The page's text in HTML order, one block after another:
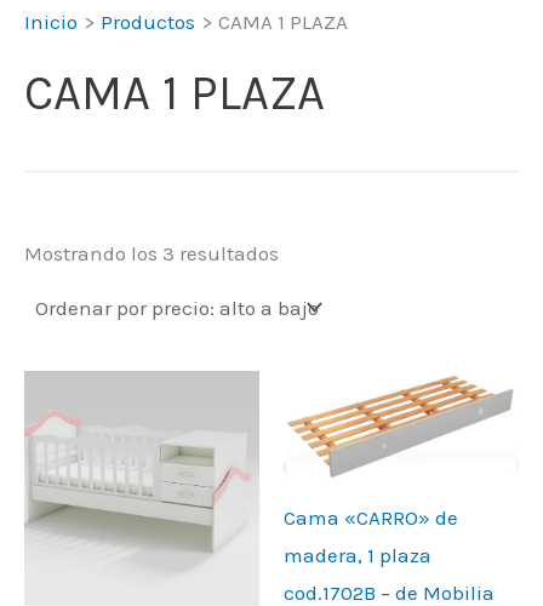
Inicio Productos CAMA 1 PLAZA
CAMA 1 PLAZA
Mostrando los 3 resultados
Cama «CARRO» de
madera, 1 plaza
cod.1702B – de Mobilia